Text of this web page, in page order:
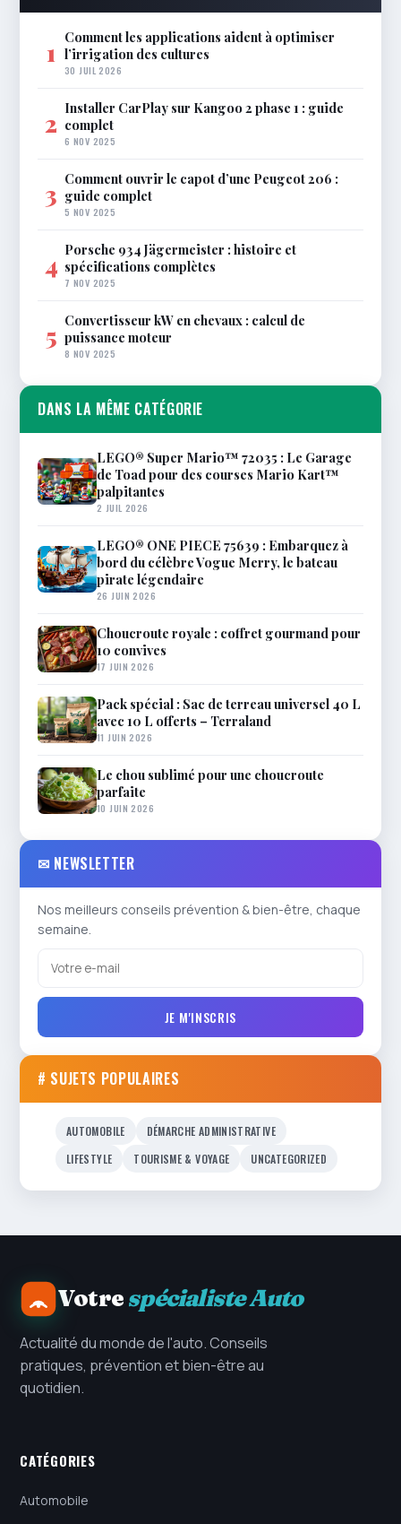
1
Comment les applications aident à optimiser
l’irrigation des cultures
30 JUIL 2026
2 Installer CarPlay sur Kangoo 2 phase 1 : guide
complet
6 NOV 2025
3 Comment ouvrir le capot d’une Peugeot 206 :
guide complet
5 NOV 2025
4 Porsche 934 Jägermeister : histoire et
spécifications complètes
7 NOV 2025
5 Convertisseur kW en chevaux : calcul de
puissance moteur
8 NOV 2025
DANS LA MÊME CATÉGORIE
LEGO® Super Mario™ 72035 : Le Garage
de Toad pour des courses Mario Kart™
palpitantes
2 JUIL 2026
LEGO® ONE PIECE 75639 : Embarquez à
bord du célèbre Vogue Merry, le bateau
pirate légendaire
26 JUIN 2026
Choucroute royale : coffret gourmand pour
10 convives
17 JUIN 2026
Pack spécial : Sac de terreau universel 40 L
avec 10 L offerts – Terraland
11 JUIN 2026
Le chou sublimé pour une choucroute
parfaite
10 JUIN 2026
✉ NEWSLETTER
Nos meilleurs conseils prévention & bien-être, chaque
semaine.
JE M'INSCRIS
# SUJETS POPULAIRES
AUTOMOBILE
DÉMARCHE ADMINISTRATIVE
LIFESTYLE
TOURISME & VOYAGE UNCATEGORIZED
Votrespécialiste Auto
Actualité du monde de l'auto. Conseils
pratiques, prévention et bien-être au
quotidien.
CATÉGORIES
Automobile